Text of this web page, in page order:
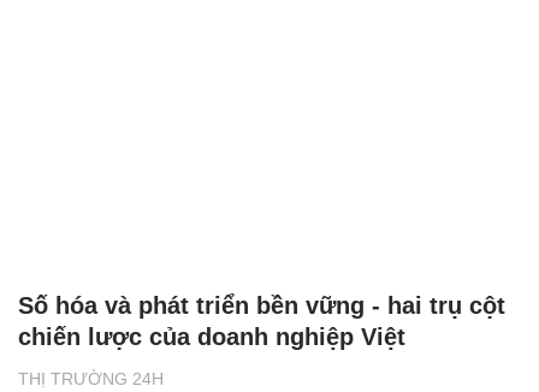
THỊ TRƯỜNG 24H
Số hóa và phát triển bền vững - hai trụ cột
chiến lược của doanh nghiệp Việt